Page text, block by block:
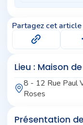
Partagez cet article
Lieu : Maison
8 - 12 Rue Paul
Roses
Présentation